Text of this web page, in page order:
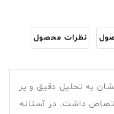
نظرات محصول
به تحلیل دقیق و پر
داشت. در آستانه